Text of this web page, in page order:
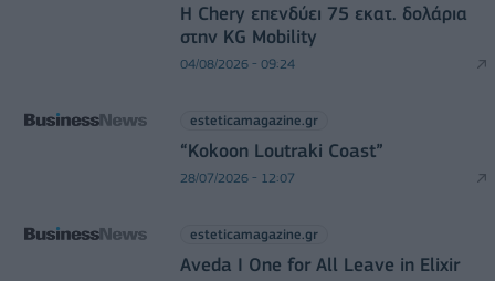
Η Chery επενδύει 75 εκατ. δολάρια
στην KG Mobility
04/08/2026 - 09:24
esteticamagazine.gr
“Kokoon Loutraki Coast”
28/07/2026 - 12:07
esteticamagazine.gr
Aveda I One for All Leave in Elixir